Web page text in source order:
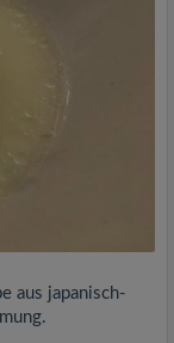
aus japanisch-